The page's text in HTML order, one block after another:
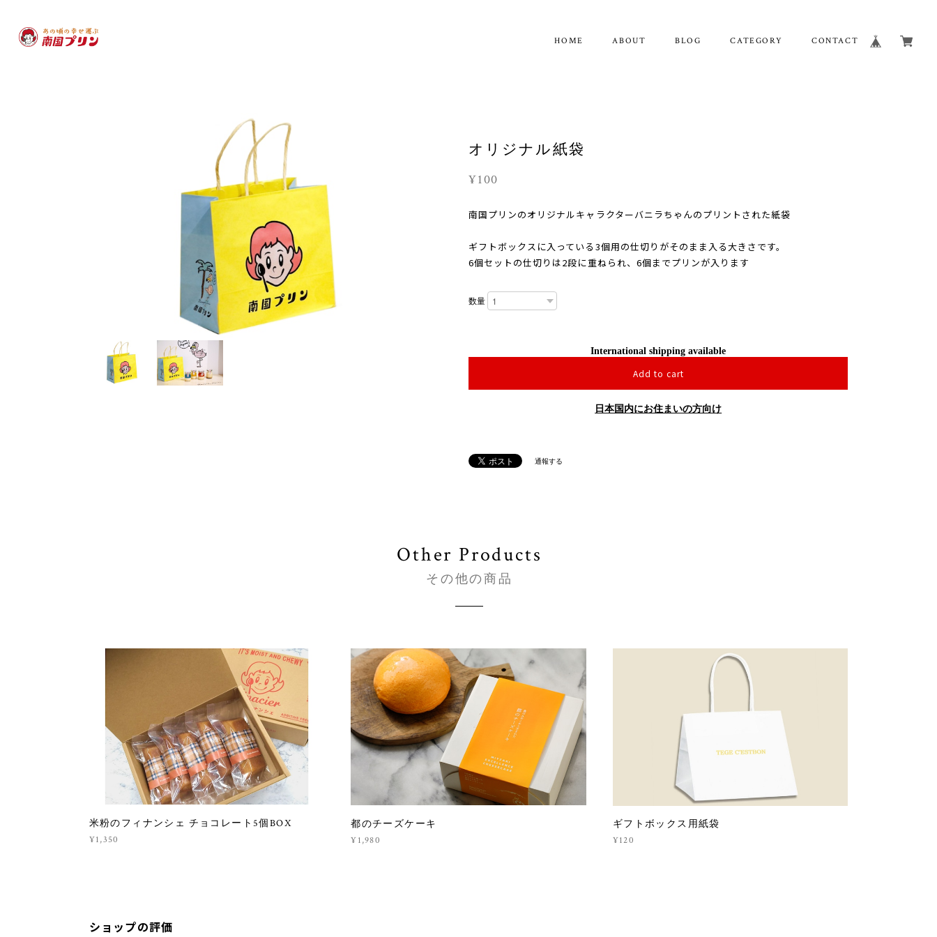
HOME ABOUT BLOG CATEGORY CONTACT
オリジナル紙袋
¥100
南国プリンのオリジナルキャラクターバニラちゃんのプリントされた紙袋
ギフトボックスに入っている3個用の仕切りがそのまま入る大きさです。
6個セットの仕切りは2段に重ねられ、6個までプリンが入ります
数量
International shipping available
Add to cart
日本国内にお住まいの方向け
通報する
Other Products
その他の商品
米粉のフィナンシェ チョコレート5個BOX
¥1,350
都のチーズケーキ
¥1,980
ギフトボックス用紙袋
¥120
ショップの評価